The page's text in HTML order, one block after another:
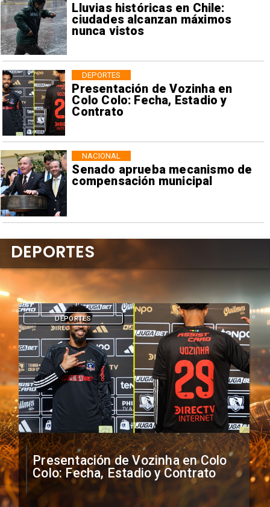
Lluvias históricas en Chile:
ciudades alcanzan máximos
nunca vistos
Presentación de Vozinha en
Colo Colo: Fecha, Estadio y
Contrato
DEPORTES
Senado aprueba mecanismo de
compensación municipal
NACIONAL
Presentación de Vozinha en Colo
Colo: Fecha, Estadio y Contrato
DEPORTES
DEPORTES